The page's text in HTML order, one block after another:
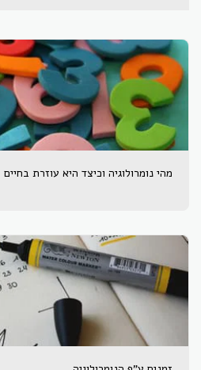
מהי נומרולוגיה וכיצד היא עוזרת בחיים